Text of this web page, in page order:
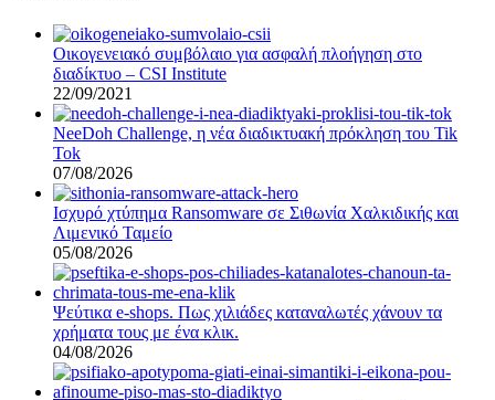
Οικογενειακό συμβόλαιο για ασφαλή πλοήγηση στο
διαδίκτυο – CSI Institute
22/09/2021
NeeDoh Challenge, η νέα διαδικτυακή πρόκληση του Tik
Tok
07/08/2026
Ισχυρό χτύπημα Ransomware σε Σιθωνία Χαλκιδικής και
Λιμενικό Ταμείο
05/08/2026
Ψεύτικα e-shops. Πως χιλιάδες καταναλωτές χάνουν τα
χρήματα τους με ένα κλικ.
04/08/2026